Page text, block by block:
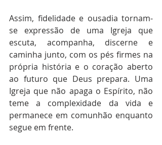
Assim, fidelidade e ousadia tornam-
se expressão de uma Igreja que
escuta, acompanha, discerne e
caminha junto, com os pés firmes na
própria história e o coração aberto
ao futuro que Deus prepara. Uma
Igreja que não apaga o Espírito, não
teme a complexidade da vida e
permanece em comunhão enquanto
segue em frente.